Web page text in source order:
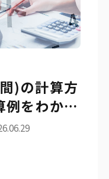
)の計算方
例をわかり